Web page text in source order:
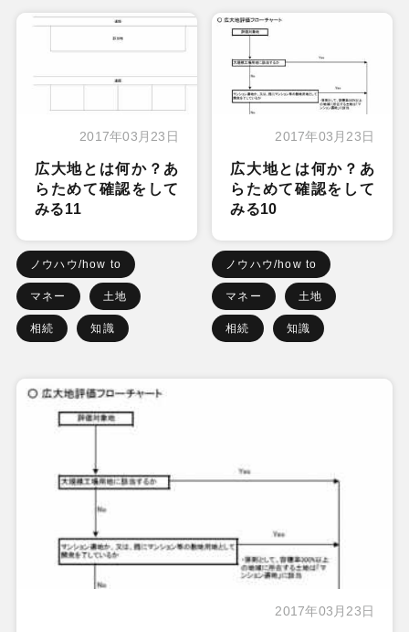
2017年03月23日
広大地とは何か？あ
らためて確認をして
みる11
ノウハウ/how to
マネー 土地
相続 知識
2017年03月23日
広大地とは何か？あ
らためて確認をして
みる10
ノウハウ/how to
マネー 土地
相続 知識
2017年03月23日